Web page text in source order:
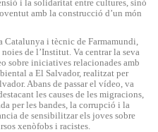
i la solidaritat entre cultures, sinó
amb la construcció d’un món
i tècnic de Farmamundi,
de l’Institut. Va centrar la seva
sobre iniciatives relacionades amb
a El Salvador, realitzat per
Abans de passar el vídeo, va
les causes de les migracions,
per les bandes, la corrupció i la
de sensibilitzar els joves sobre
xenòfobs i racistes.